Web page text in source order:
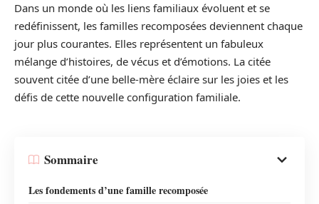
Dans un monde où les liens familiaux évoluent et se
redéfinissent, les familles recomposées deviennent chaque
jour plus courantes. Elles représentent un fabuleux
mélange d’histoires, de vécus et d’émotions. La citée
souvent citée d’une belle-mère éclaire sur les joies et les
défis de cette nouvelle configuration familiale.
Sommaire
Les fondements d’une famille recomposée